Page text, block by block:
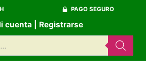
PAGO SEGURO
cuenta | Registrarse